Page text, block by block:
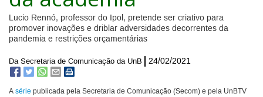
Lucio Rennó, professor do Ipol, pretende ser criativo para
promover inovações e driblar adversidades decorrentes da
pandemia e restrições orçamentárias
Da Secretaria de Comunicação da UnB 24/02/2021
A série publicada pela Secretaria de Comunicação (Secom) e pela UnBTV